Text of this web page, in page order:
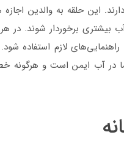
این حلقه به والدین
بیشتری برخوردار شوند. در
لازم استفاده
در آب ایمن است و هرگونه